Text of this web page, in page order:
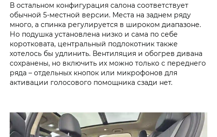
В остальном конфигурация салона соответствует
обычной 5-местной версии. Места на заднем ряду
много, а спинка регулируется в широком диапазоне.
Но подушка установлена низко и сама по себе
коротковата, центральный подлокотник также
хотелось бы удлинить. Вентиляция и обогрев дивана
сохранены, но включить их можно только с переднего
ряда – отдельных кнопок или микрофонов для
активации голосового помощника сзади нет.